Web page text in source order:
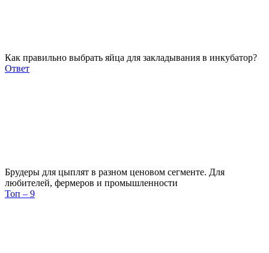
Как правильно выбрать яйца для закладывания в инкубатор?
Ответ
Брудеры для цыплят в разном ценовом сегменте. Для
любителей, фермеров и промышленности
Топ – 9